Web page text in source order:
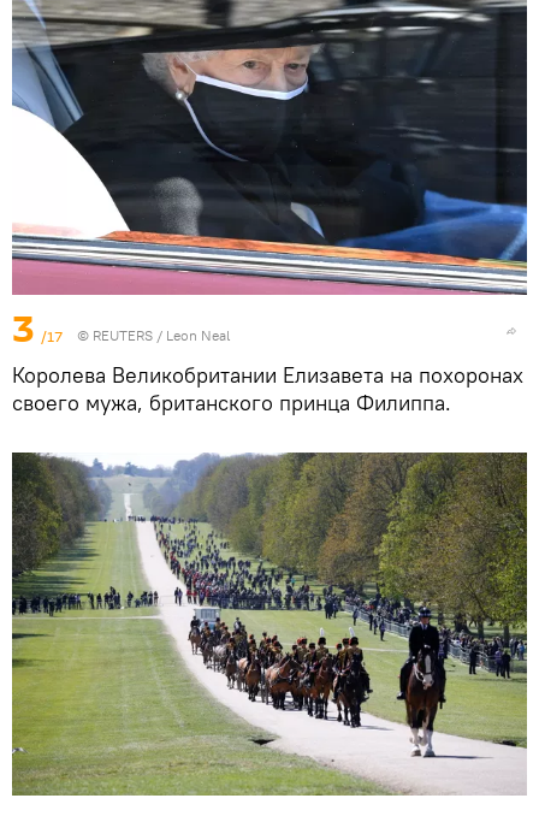
3 /17 © REUTERS / Leon Neal
Королева Великобритании Елизавета на похоронах
своего мужа, британского принца Филиппа.